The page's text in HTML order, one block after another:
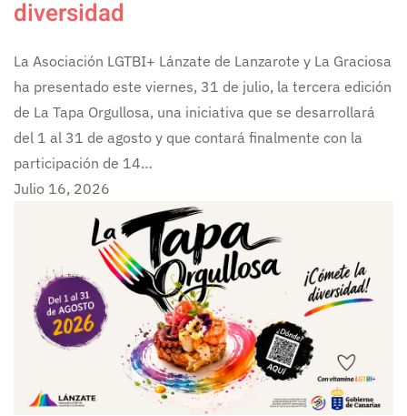
diversidad
La Asociación LGTBI+ Lánzate de Lanzarote y La Graciosa
ha presentado este viernes, 31 de julio, la tercera edición
de La Tapa Orgullosa, una iniciativa que se desarrollará
del 1 al 31 de agosto y que contará finalmente con la
participación de 14…
Julio 16, 2026